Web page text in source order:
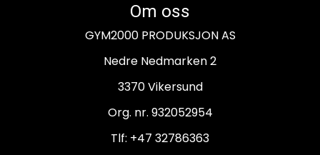
Om oss
GYM2000 PRODUKSJON AS
Nedre Nedmarken 2
3370 Vikersund
Org. nr. 932052954
Tlf: +47 32786363